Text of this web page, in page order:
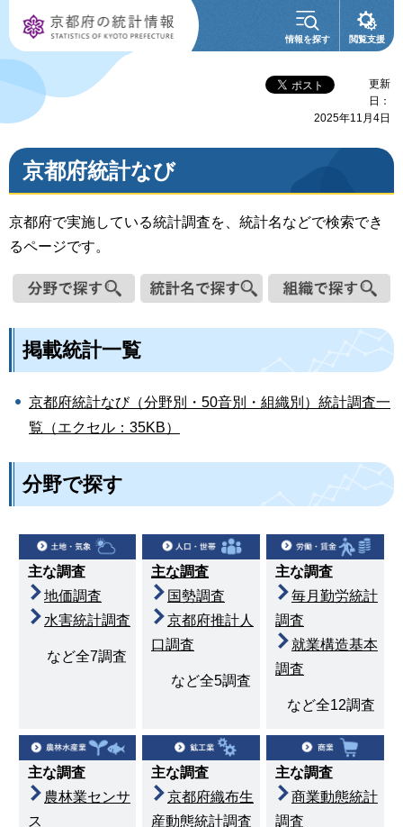
京都府の統計情
報
情報を探す 閲覧支援
更新
日：
2025年11月4日
京都府統計なび
京都府で実施している統計調査を、統計名などで検索でき
るページです。
掲載統計一覧
京都府統計なび（分野別・50音別・組織別）統計調査一
覧（エクセル：35KB）
分野で探す
主な調査
地価調査
水害統計調査
など全7調査
主な調査
国勢調査
京都府推計人
口調査
など全5調査
主な調査
毎月勤労統計
調査
就業構造基本
調査
など全12調査
主な調査
農林業センサ
ス
主な調査
京都府織布生
産動態統計調査
主な調査
商業動態統計
調査